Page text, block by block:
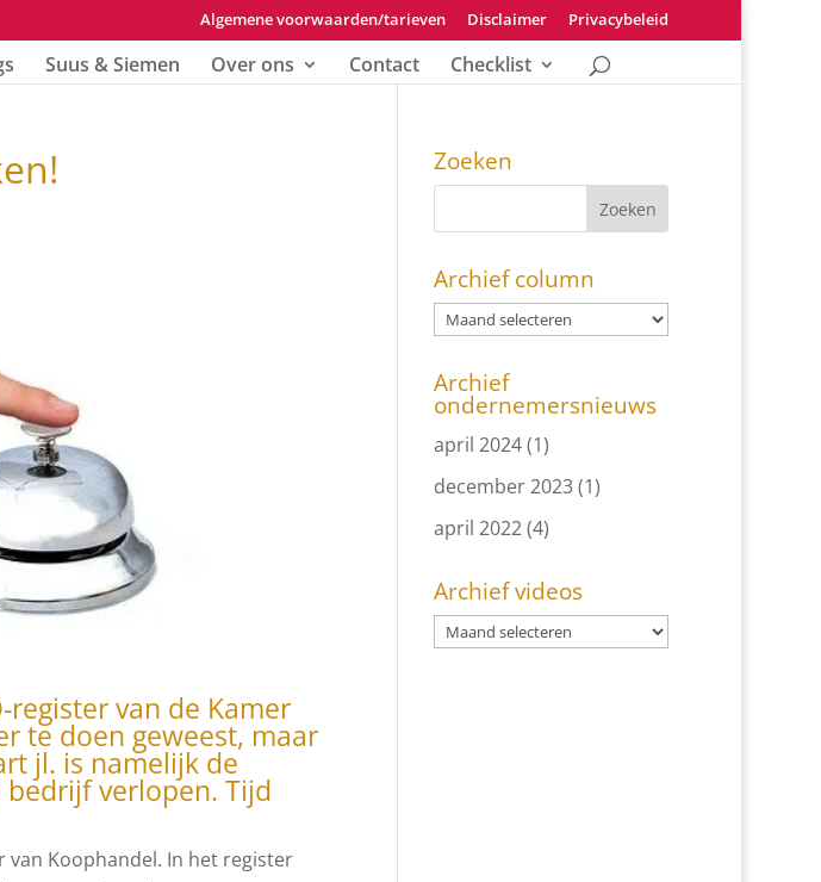
Algemene voorwaarden/tarieven Disclaimer Privacybeleid
Suus & Siemen Over ons Contact Checklist
van de Kamer
te doen geweest, maar
jl. is namelijk de
bedrijf verlopen. Tijd
van Koophandel. In het register
Zoeken
Archief column
Archief
ondernemersnieuws
april 2024(1)
december 2023(1)
april 2022(4)
Archief videos